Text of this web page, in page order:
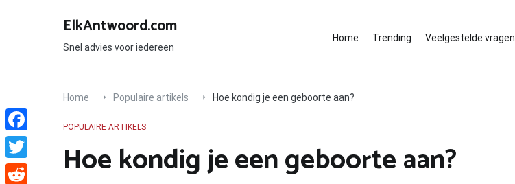
ElkAntwoord.com
Snel advies voor iedereen
Home Trending Veelgestelde vragen
Home Populaire artikels Hoe kondig je een geboorte aan?
POPULAIRE ARTIKELS
Hoe kondig je een geboorte aan?
Facebook
Twitter